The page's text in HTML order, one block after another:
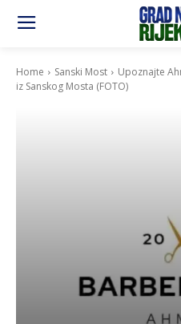
Home Sanski Most
Upoznajte
iz Sanskog Mosta (FOTO)